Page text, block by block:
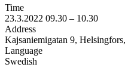
Time
23.3.2022 09.30 – 10.30
Address
Kajsaniemigatan 9,
Language
Swedish